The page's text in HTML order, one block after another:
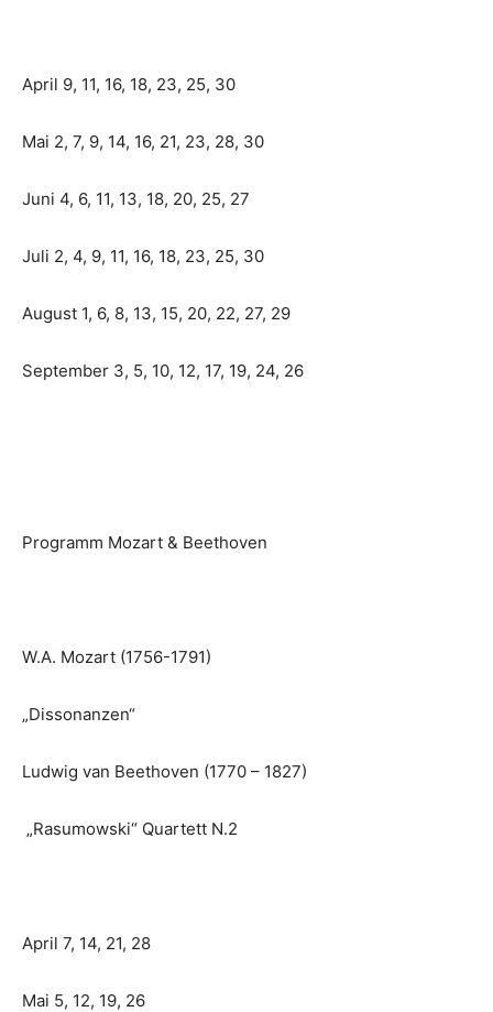
April 9, 11, 16, 18, 23, 25, 30
Mai 2, 7, 9, 14, 16, 21, 23, 28, 30
Juni 4, 6, 11, 13, 18, 20, 25, 27
Juli 2, 4, 9, 11, 16, 18, 23, 25, 30
August 1, 6, 8, 13, 15, 20, 22, 27, 29
September 3, 5, 10, 12, 17, 19, 24, 26
Programm Mozart & Beethoven
W.A. Mozart (1756-1791)
„Dissonanzen“
Ludwig van Beethoven (1770 – 1827)
„Rasumowski“ Quartett N.2
April 7, 14, 21, 28
Mai 5, 12, 19, 26